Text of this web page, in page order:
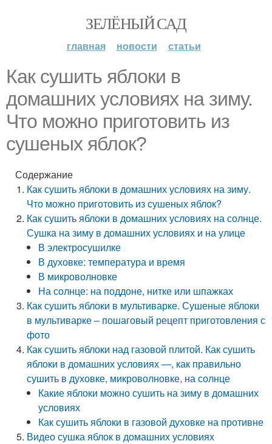
ЗЕЛЁНЫЙ САД
главная новости статьи
Как сушить яблоки в
домашних условиях на зиму.
Что можно приготовить из
сушеных яблок?
Содержание
Как сушить яблоки в домашних условиях на зиму.
Что можно приготовить из сушеных яблок?
Как сушить яблоки в домашних условиях на солнце.
Сушка на зиму в домашних условиях и на улице
В электросушилке
В духовке: температура и время
В микроволновке
На солнце: на поддоне, нитке или шпажках
Как сушить яблоки в мультиварке. Сушеные яблоки
в мультиварке – пошаговый рецепт приготовления с
фото
Как сушить яблоки над газовой плитой. Как сушить
яблоки в домашних условиях —, как правильно
сушить в духовке, микроволновке, на солнце
Какие яблоки можно сушить на зиму в домашних
условиях
Как сушить яблоки в газовой духовке на противне
Видео сушка яблок в домашних условиях